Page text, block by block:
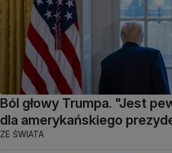
Ból głowy Trumpa. "Jest
dla amerykańskiego
ZE ŚWIATA